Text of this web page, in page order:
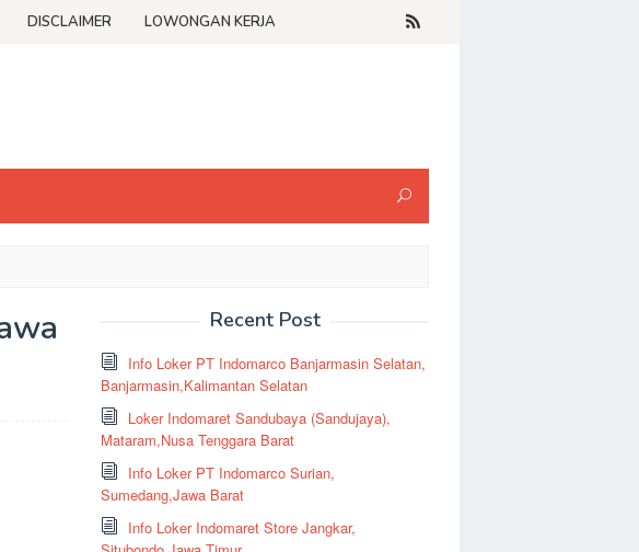
DISCLAIMER LOWONGAN KERJA
Recent Post
Info Loker PT Indomarco Banjarmasin Selatan,
Banjarmasin,Kalimantan Selatan
Loker Indomaret Sandubaya (Sandujaya),
Mataram,Nusa Tenggara Barat
Info Loker PT Indomarco Surian,
Sumedang,Jawa Barat
Info Loker Indomaret Store Jangkar,